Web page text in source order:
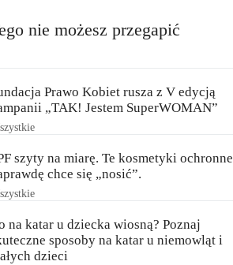
nie możesz przegapić
Prawo Kobiet rusza z V edycją
„TAK! Jestem SuperWOMAN”
szyty na miarę. Te kosmetyki ochronne
chce się „nosić”.
na katar u dziecka wiosną? Poznaj
sposoby na katar u niemowląt i
dzieci